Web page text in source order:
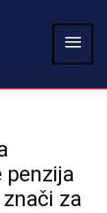
penzija
za